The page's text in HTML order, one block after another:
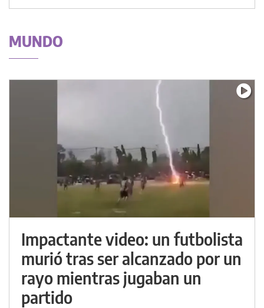
MUNDO
Impactante video: un futbolista
murió tras ser alcanzado por un
rayo mientras jugaban un
partido